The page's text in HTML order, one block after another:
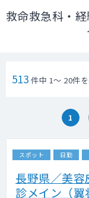
救命救急科・
513 件中 1～ 20件
1
スポット 日勤
長野県／美
診メイン（翼